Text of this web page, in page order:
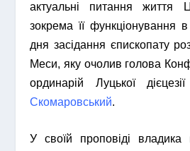
актуальні питання життя
зокрема її функціонування
днязасідання єпископату
Меси, яку очолив голова
ординарій Луцької
Скомаровський.
У своїй проповіді